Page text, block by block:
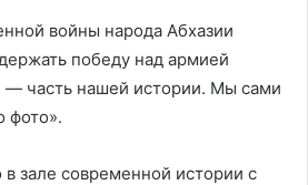
войны народа Абхазии
победу над армией
— часть нашей истории. Мы сами
фото».
зале современной истории с